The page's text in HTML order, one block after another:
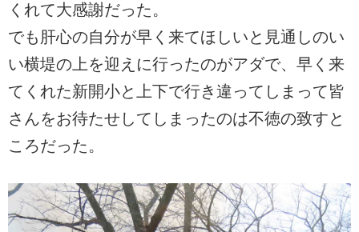
くれて大感謝だった。
でも肝心の自分が早く来てほしいと見通しのい
い横堤の上を迎えに行ったのがアダで、早く来
てくれた新開小と上下で行き違ってしまって皆
さんをお待たせしてしまったのは不徳の致すと
ころだった。